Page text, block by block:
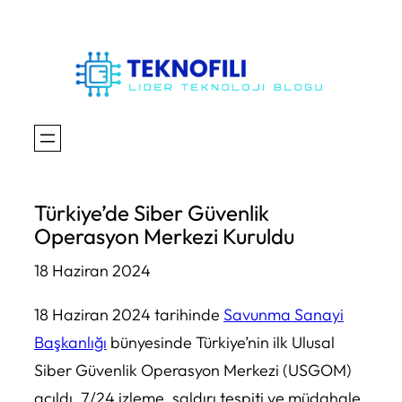
Türkiye’de Siber Güvenlik
Operasyon Merkezi Kuruldu
18 Haziran 2024
18 Haziran 2024 tarihinde Savunma Sanayi
Başkanlığı bünyesinde Türkiye’nin ilk Ulusal
Siber Güvenlik Operasyon Merkezi (USGOM)